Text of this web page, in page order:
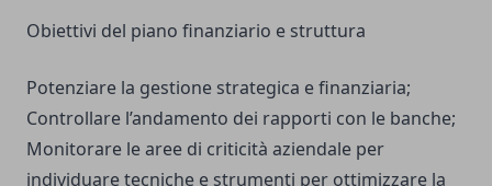
Obiettivi del piano finanziario e struttura
Potenziare la gestione strategica e finanziaria;
Controllare l’andamento dei rapporti con le banche;
Monitorare le aree di criticità aziendale per
individuare tecniche e strumenti per ottimizzare la